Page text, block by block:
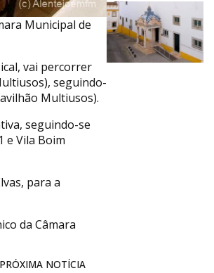
Municipal de
vai percorrer
seguindo-
Multiusos).
seguindo-se
e Vila Boim
para a
da Câmara
PRÓXIMA NOTÍCIA